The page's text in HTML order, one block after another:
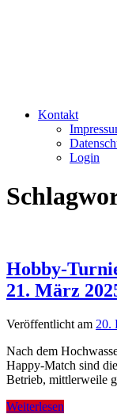
Kontakt
Login
Hobby-
21. März
Veröffentlicht am 20.
Nach dem
Happy-Match sind
Betrieb, mittlerweile
Weiterlesen